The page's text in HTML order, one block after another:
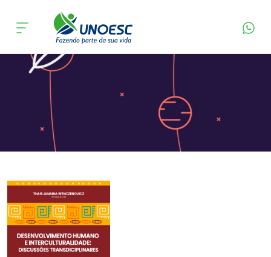
Cursos
Onde estamos
Atendimento ao Estudante
A
Unoesc